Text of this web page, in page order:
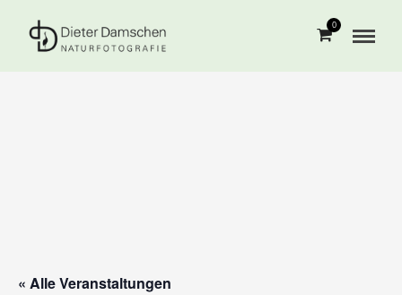
0
« Alle Veranstaltungen